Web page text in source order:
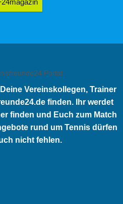
Vereinskollegen, Trainer
finden. Ihr werdet
finden und Euch zum Match
rund um Tennis dürfen
nicht fehlen.